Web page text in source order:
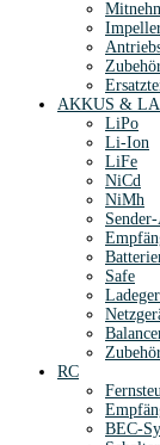
AKKUS &
LiPo
Li-Ion
LiFe
NiCd
NiMh
Safe
RC
BEC-